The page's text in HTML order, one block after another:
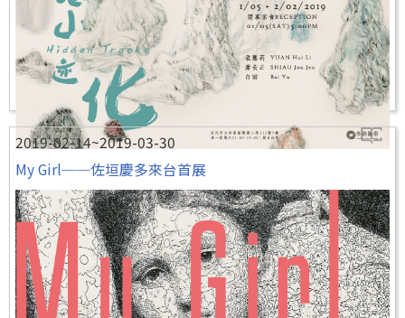
2019-02-14~2019-03-30
My Girl──佐垣慶多來台首展